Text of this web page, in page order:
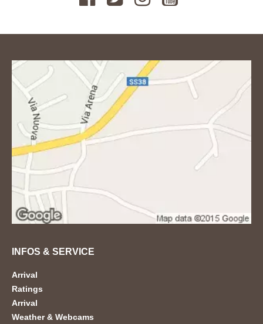
INFOS & SERVICE
Arrival
Ratings
Arrival
Weather & Webcams